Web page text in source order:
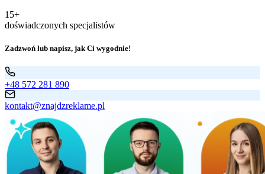
15+
doświadczonych specjalistów
Zadzwoń lub napisz, jak Ci wygodnie!
+48 572 281 890
kontakt@znajdzreklame.pl